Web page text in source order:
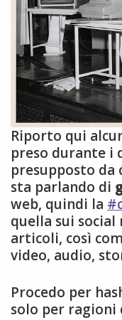
Riporto qui
preso durante i
presupposto da
sta parlando di
web, quindi la
quella sui
articoli, così
video, audio,
Procedo per
solo per ragioni